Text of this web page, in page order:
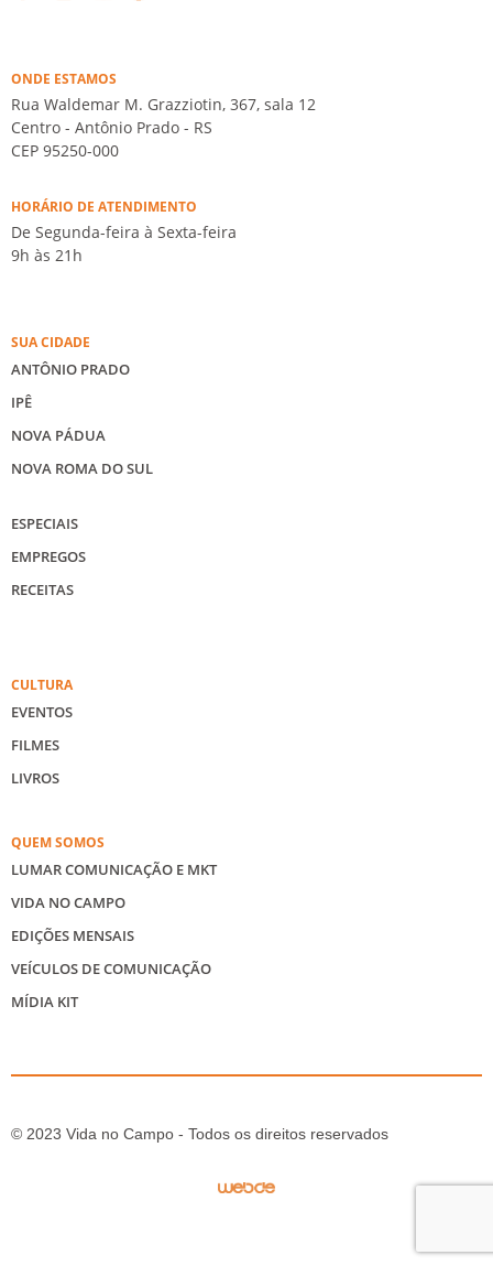
ONDE ESTAMOS
Rua Waldemar M. Grazziotin, 367, sala 12
Centro - Antônio Prado - RS
CEP 95250-000
HORÁRIO DE ATENDIMENTO
De Segunda-feira à Sexta-feira
9h às 21h
SUA CIDADE
ANTÔNIO PRADO
IPÊ
NOVA PÁDUA
NOVA ROMA DO SUL
ESPECIAIS
EMPREGOS
RECEITAS
CULTURA
EVENTOS
FILMES
LIVROS
QUEM SOMOS
LUMAR COMUNICAÇÃO E MKT
VIDA NO CAMPO
EDIÇÕES MENSAIS
VEÍCULOS DE COMUNICAÇÃO
MÍDIA KIT
© 2023 Vida no Campo - Todos os direitos reservados